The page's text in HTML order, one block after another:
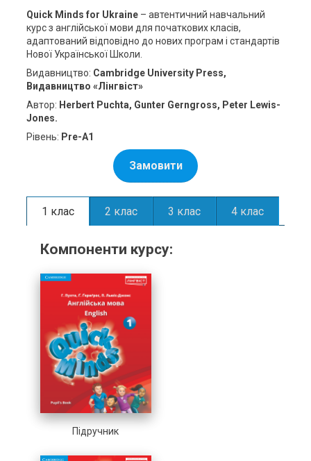
Quick Minds for Ukraine– автентичний навчальний
курс з англійської мови для початкових класів,
адаптований відповідно до нових програм і стандартів
Нової Української Школи.
Видавництво: Cambridge University Press,
Видавництво «Лінгвіст»
Автор: Herbert Puchta, Gunter Gerngross, Peter Lewis-
Jones.
Рівень: Pre-A1
Замовити
1 клас 2 клас 3 клас 4 клас
Компоненти курсу:
Підручник